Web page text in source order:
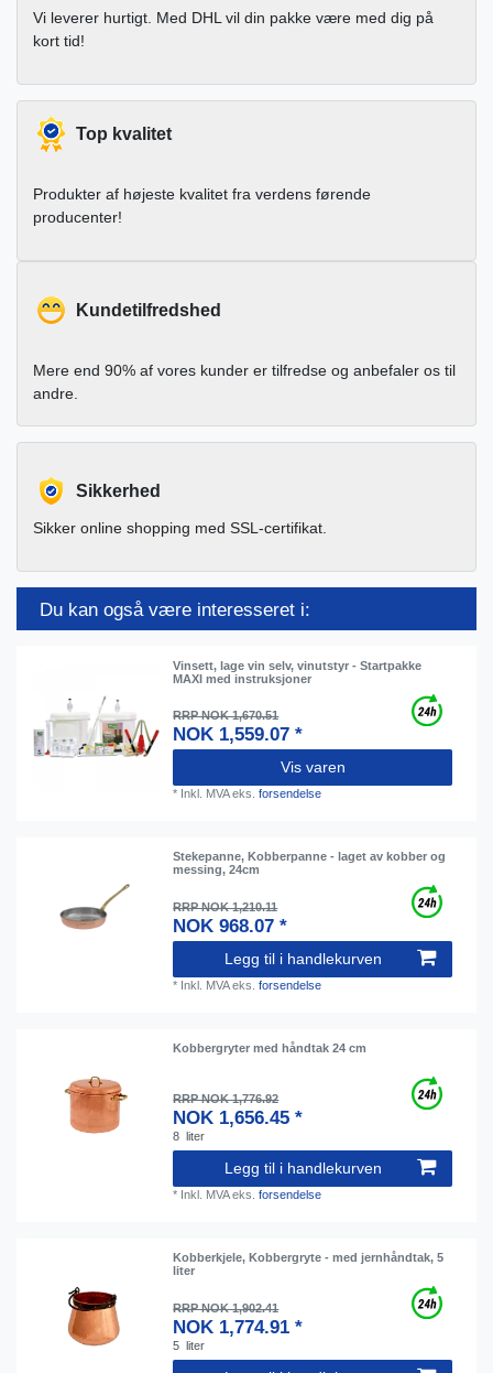
Vi leverer hurtigt. Med DHL vil din pakke være med dig på
kort tid!
Top kvalitet
Produkter af højeste kvalitet fra verdens førende
producenter!
Kundetilfredshed
Mere end 90% af vores kunder er tilfredse og anbefaler os til
andre.
Sikkerhed
Sikker online shopping med SSL-certifikat.
Du kan også være interesseret i:
Vinsett, lage vin selv, vinutstyr - Startpakke
MAXI med instruksjoner
RRP NOK 1,670.51
NOK 1,559.07 *
Vis varen
* Inkl. MVAeks.forsendelse
Stekepanne, Kobberpanne - laget av kobber og
messing, 24cm
RRP NOK 1,210.11
NOK 968.07 *
Legg til i handlekurven
* Inkl. MVAeks.forsendelse
Kobbergryter med håndtak 24 cm
RRP NOK 1,776.92
NOK 1,656.45 *
8 liter
Legg til i handlekurven
* Inkl. MVAeks.forsendelse
Kobberkjele, Kobbergryte - med jernhåndtak, 5
liter
RRP NOK 1,902.41
NOK 1,774.91 *
5 liter